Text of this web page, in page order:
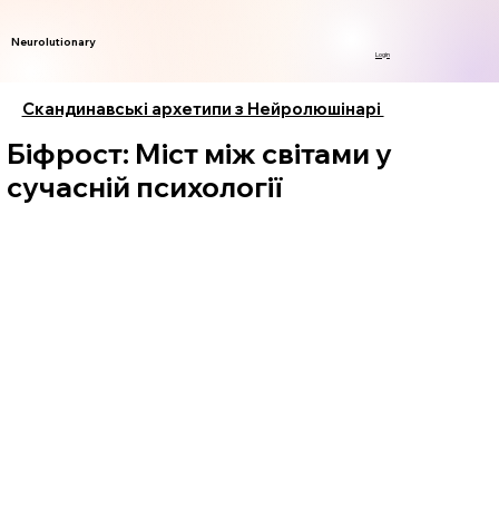
Neurolutionary
Login
Скандинавські архетипи з Нейролюшінарі
Біфрост: Міст між світами у
сучасній психології